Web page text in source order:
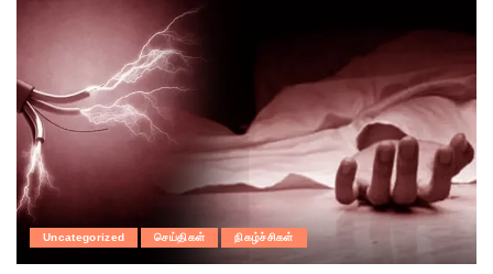
Uncategorized செய்திகள் நிகழ்ச்சிகள்